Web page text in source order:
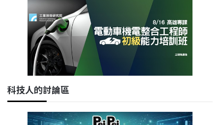
科技人的討論區